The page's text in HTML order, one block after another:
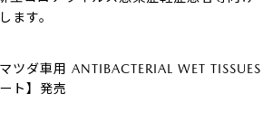
ます。
ツダ車用 ANTIBACTERIAL WET TISSUES
ト】発売